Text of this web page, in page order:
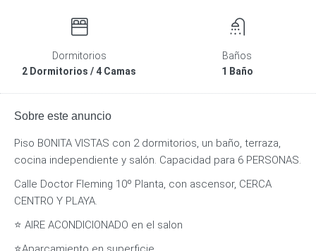
Dormitorios
2 Dormitorios / 4 Camas
Baños
1 Baño
Sobre este anuncio
Piso BONITA VISTAS con 2 dormitorios, un baño, terraza,
cocina independiente y salón. Capacidad para 6 PERSONAS.
Calle Doctor Fleming 10º Planta, con ascensor, CERCA
CENTRO Y PLAYA.
⭐ AIRE ACONDICIONADO en el salon